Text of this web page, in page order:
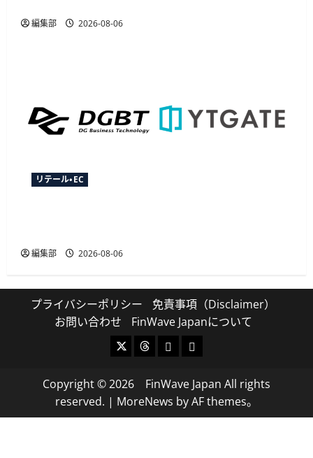
編集部 2026-08-06
リテール・EC
編集部 2026-08-06
プライバシーポリシー
免責事項（Disclaimer）
お問い合わせ
FinWave Japanについて
X ThreadsBlueskyMastodon
Copyright © 2026 FinWave Japan All rights
reserved. | MoreNews by AF themes。